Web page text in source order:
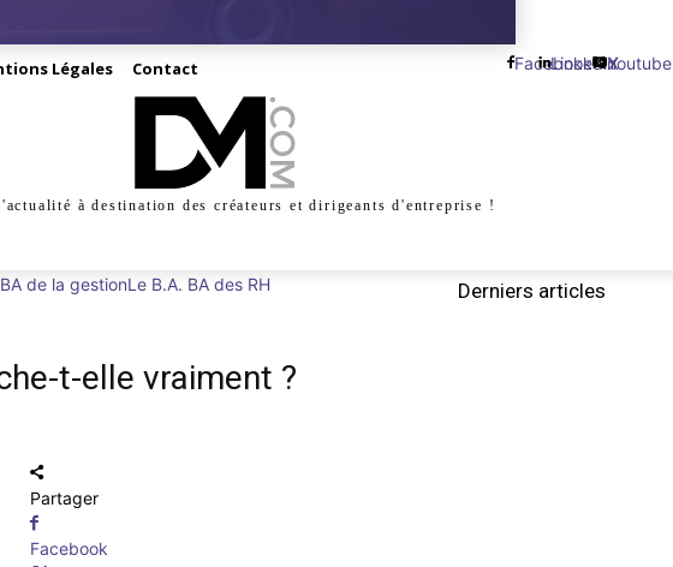
Légales Contact Facebook
Linkedin
X
Youtube
à destination des créateurs et dirigeants d'entreprise !
de la gestionLe B.A. BA des RH
t-elle vraiment ?
Partager
Facebook
Derniers articles